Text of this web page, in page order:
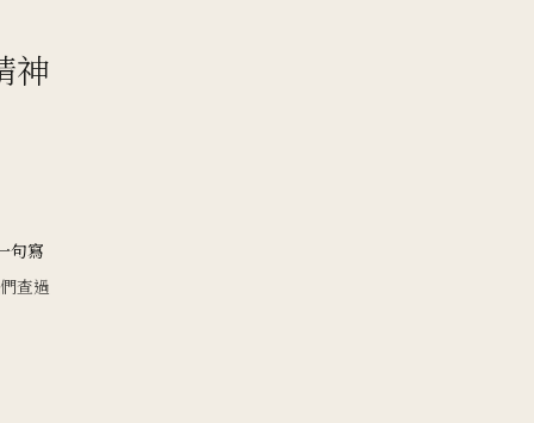
神
句寫
查過